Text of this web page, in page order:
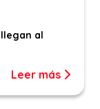
al
Leer más